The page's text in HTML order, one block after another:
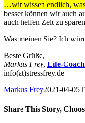
…wir wissen endlich, was
besser können wir auch
auch helfen Zeit zu
Was meinen Sie? Ich
Beste Grüße,
Markus Frey, Life-Coach
info(at)stressfrey.de
Markus Frey2021-04-
Share This Story,